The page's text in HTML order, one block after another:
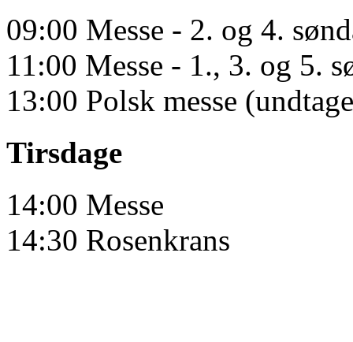
09:00 Messe - 2. og 4.
11:00 Messe - 1., 3. og 5.
13:00 Polsk messe
Tirsdage
14:00 Messe
14:30 Rosenkrans